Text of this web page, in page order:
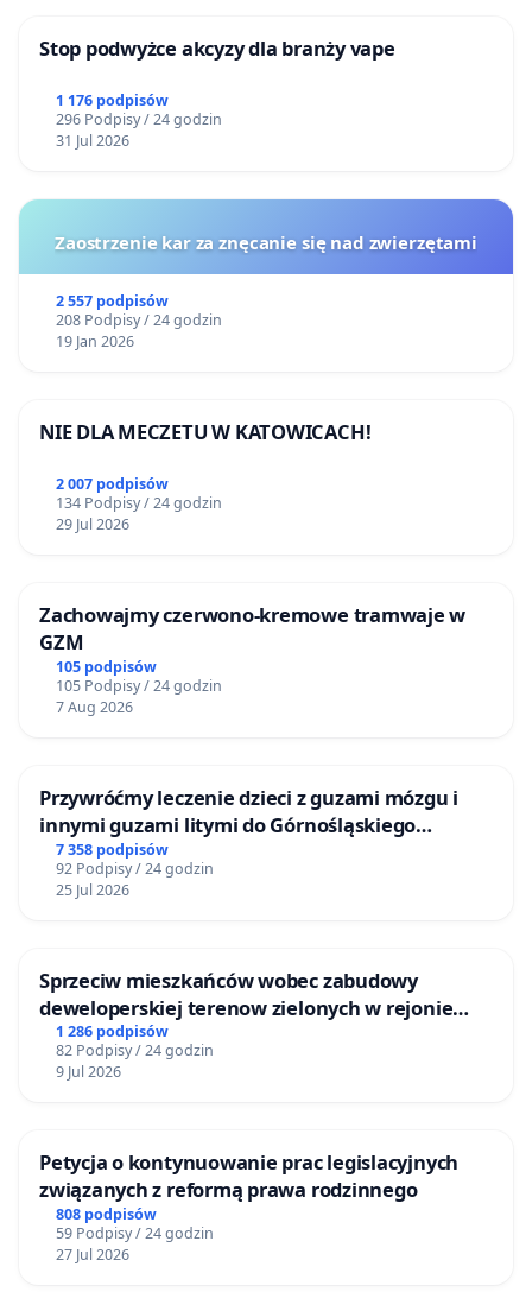
Stop podwyżce akcyzy dla branży vape
1 176 podpisów
296 Podpisy / 24 godzin
31 Jul 2026
Zaostrzenie kar za znęcanie się nad zwierzętami
2 557 podpisów
208 Podpisy / 24 godzin
19 Jan 2026
NIE DLA MECZETU W KATOWICACH!
2 007 podpisów
134 Podpisy / 24 godzin
29 Jul 2026
Zachowajmy czerwono-kremowe tramwaje w
GZM
105 podpisów
105 Podpisy / 24 godzin
7 Aug 2026
Przywróćmy leczenie dzieci z guzami mózgu i
innymi guzami litymi do Górnośląskiego
Centrum Zdrowia Dziecka w Katowicach
7 358 podpisów
92 Podpisy / 24 godzin
25 Jul 2026
Sprzeciw mieszkańców wobec zabudowy
deweloperskiej terenow zielonych w rejonie
Bulwarów Straceńskich w Bielsku-Białej
1 286 podpisów
82 Podpisy / 24 godzin
9 Jul 2026
Petycja o kontynuowanie prac legislacyjnych
związanych z reformą prawa rodzinnego
808 podpisów
59 Podpisy / 24 godzin
27 Jul 2026